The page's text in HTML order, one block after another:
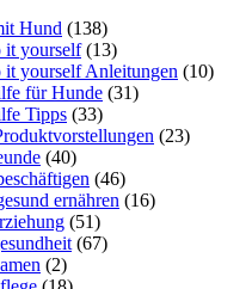
Hund (138)
yourself(13)
yourself Anleitungen (10)
für Hunde (31)
Tipps (33)
(23)
(40)
(46)
ernähren (16)
(51)
(67)
(2)